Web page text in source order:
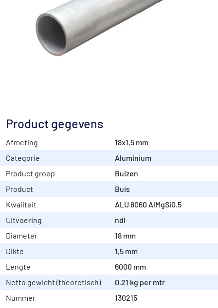
Product gegevens
Afmeting
18x1,5 mm
Categorie
Aluminium
Product groep
Buizen
Product
Buis
Kwaliteit
ALU 6060 AlMgSi0.5
Uitvoering
ndl
Diameter
18 mm
Dikte
1,5 mm
Lengte
6000 mm
Netto gewicht (theoretisch)
0,21 kg per mtr
Nummer
130215